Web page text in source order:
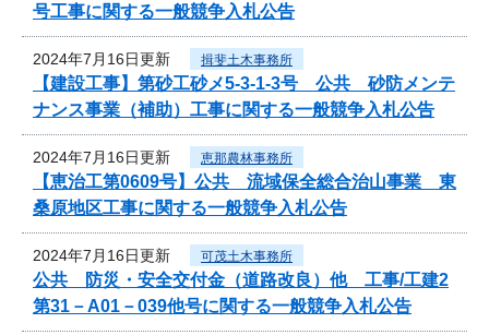
号工事に関する一般競争入札公告
2024年7月16日更新 揖斐土木事務所
【建設工事】第砂工砂メ5-3-1-3号 公共 砂防メンテ
ナンス事業（補助）工事に関する一般競争入札公告
2024年7月16日更新 恵那農林事務所
【恵治工第0609号】公共 流域保全総合治山事業 東
桑原地区工事に関する一般競争入札公告
2024年7月16日更新 可茂土木事務所
公共 防災・安全交付金（道路改良）他 工事/工建2
第31－A01－039他号に関する一般競争入札公告